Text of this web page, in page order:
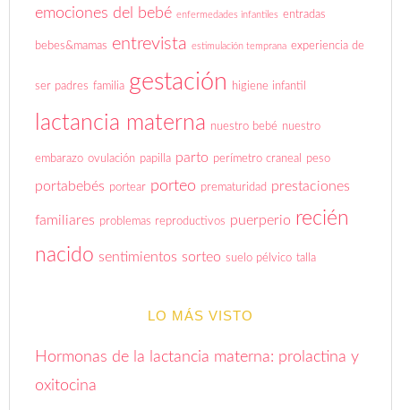
emociones del bebé enfermedades infantiles entradas
bebes&mamas entrevista estimulación temprana experiencia de
ser padres familia gestación higiene infantil
lactancia materna nuestro bebé nuestro
embarazo ovulación papilla parto perímetro craneal peso
portabebés portear porteo prematuridad prestaciones
familiares problemas reproductivos puerperio recién
nacido sentimientos sorteo suelo pélvico talla
LO MÁS VISTO
Hormonas de la lactancia materna: prolactina y
oxitocina